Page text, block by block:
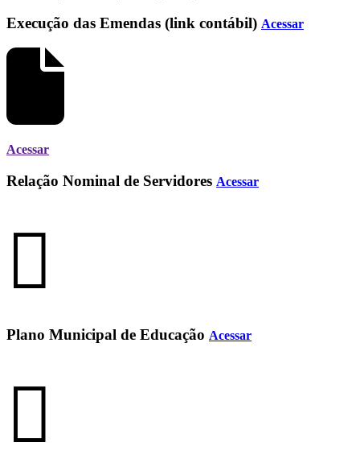
Execução das Emendas (link contábil) Acessar
Acessar
Relação Nominal de Servidores Acessar
Plano Municipal de Educação Acessar